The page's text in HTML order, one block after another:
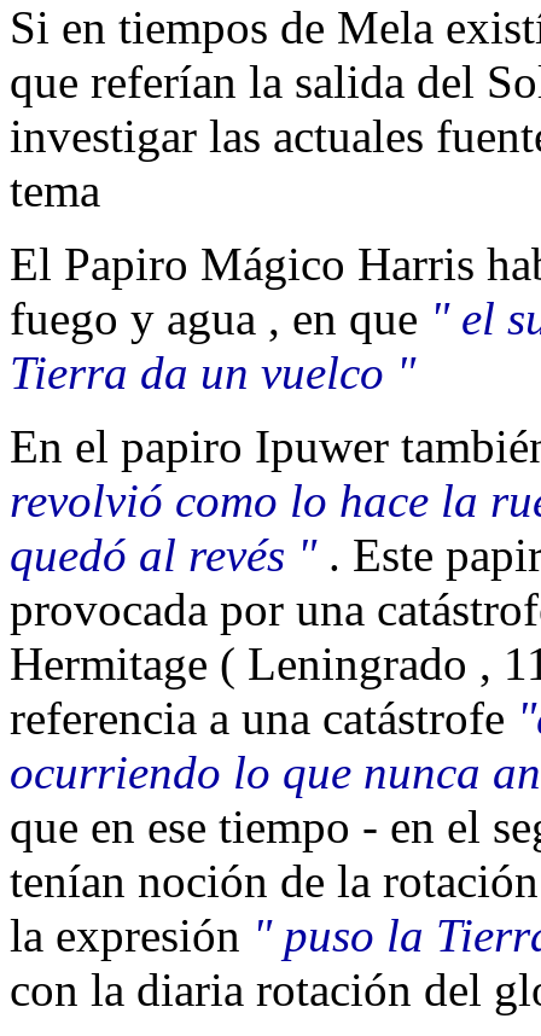
Si en tiempos de Mela
que referían la salida del
investigar las actuales
tema
El Papiro Mágico Harris
fuego y agua , en que " el
Tierra da un vuelco "
En el papiro Ipuwer
revolvió como lo hace la
quedó al revés ". Este
provocada por una
Hermitage ( Leningrado ,
referencia a una catástrofe
ocurriendo lo que nunca
que en ese tiempo - en el
tenían noción de la
la expresión " puso la
con la diaria rotación del